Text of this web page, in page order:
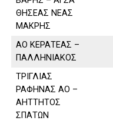
ΘΗΣΕΑΣ ΝΕΑΣ
ΜΑΚΡΗΣ
ΑΟ ΚΕΡΑΤΕΑΣ –
ΠΑΛΛΗΝΙΑΚΟΣ
ΤΡΙΓΛΙΑΣ
ΡΑΦΗΝΑΣ ΑΟ –
ΑΗΤΤΗΤΟΣ
ΣΠΑΤΩΝ